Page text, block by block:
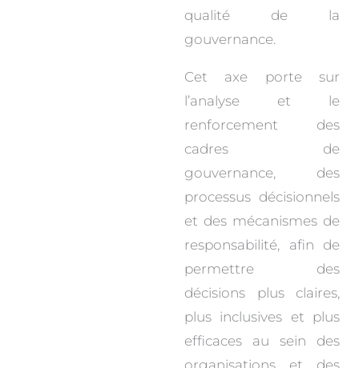
qualité de la
gouvernance.
Cet axe porte sur
l’analyse et le
renforcement des
cadres de
gouvernance, des
processus décisionnels
et des mécanismes de
responsabilité, afin de
permettre des
décisions plus claires,
plus inclusives et plus
efficaces au sein des
organisations et des